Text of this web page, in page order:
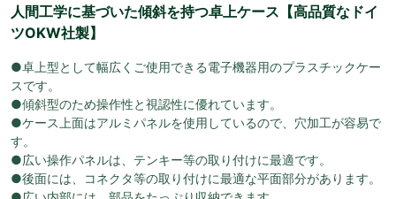
人間工学に基づいた傾斜を持つ卓上ケース【高品質なドイ
ツOKW社製】
●卓上型として幅広くご使用できる電子機器用のプラスチックケー
スです。
●傾斜型のため操作性と視認性に優れています。
●ケース上面はアルミパネルを使用しているので、穴加工が容易で
す。
●広い操作パネルは、テンキー等の取り付けに最適です。
●後面には、コネクタ等の取り付けに最適な平面部分があります。